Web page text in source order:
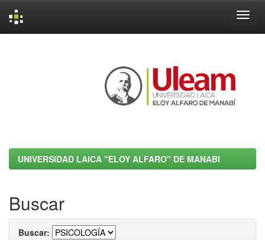
UNIVERSIDAD LAICA "ELOY ALFARO" DE MANABI
Buscar
Buscar: